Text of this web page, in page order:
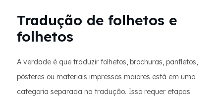
Tradução de folhetos e
folhetos
A verdade é que traduzir folhetos, brochuras, panfletos,
pôsteres ou materiais impressos maiores está em uma
categoria separada na tradução. Isso requer etapas